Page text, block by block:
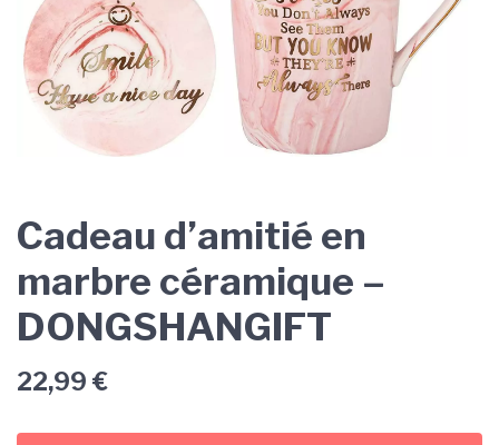
Cadeau d’amitié en
marbre céramique –
DONGSHANGIFT
22,99 €